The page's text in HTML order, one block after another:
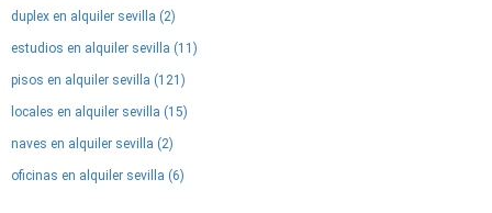
duplex en alquiler sevilla (2)
estudios en alquiler sevilla (11)
pisos en alquiler sevilla (121)
locales en alquiler sevilla (15)
naves en alquiler sevilla (2)
oficinas en alquiler sevilla (6)